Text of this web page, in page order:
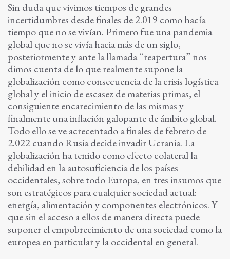
Sin duda que vivimos tiempos de grandes
incertidumbres desde finales de 2.019 como hacía
tiempo que no se vivían. Primero fue una pandemia
global que no se vivía hacia más de un siglo,
posteriormente y ante la llamada “reapertura” nos
dimos cuenta de lo que realmente supone la
globalización como consecuencia de la crisis logística
global y el inicio de escasez de materias primas, el
consiguiente encarecimiento de las mismas y
finalmente una inflación galopante de ámbito global.
Todo ello se ve acrecentado a finales de febrero de
2.022 cuando Rusia decide invadir Ucrania. La
globalización ha tenido como efecto colateral la
debilidad en la autosuficiencia de los países
occidentales, sobre todo Europa, en tres insumos que
son estratégicos para cualquier sociedad actual:
energía, alimentación y componentes electrónicos. Y
que sin el acceso a ellos de manera directa puede
suponer el empobrecimiento de una sociedad como la
europea en particular y la occidental en general.